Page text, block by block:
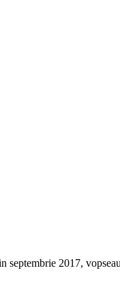
septembrie 2017,